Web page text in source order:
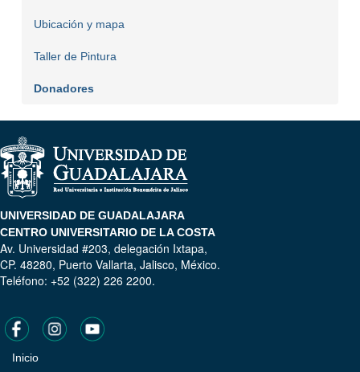
Ubicación y mapa
Taller de Pintura
Donadores
UNIVERSIDAD DE GUADALAJARA
CENTRO UNIVERSITARIO DE LA COSTA
Av. Universidad #203, delegación Ixtapa,
CP. 48280, Puerto Vallarta, Jalisco, México.
Teléfono: +52 (322) 226 2200.
Inicio